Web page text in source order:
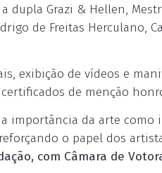
dupla Grazi & Hellen,
de Freitas Herculano,
exibição de vídeos e
de menção
importância da arte como
o papel dos
com Câmara de